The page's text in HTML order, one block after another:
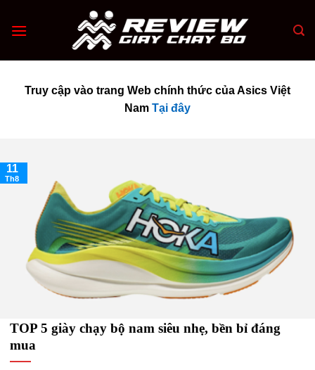
Truy cập vào trang Web chính thức của Asics Việt
Nam Tại đây
TOP 5 giày chạy bộ nam siêu nhẹ, bền bỉ đáng
mua
11
Th8